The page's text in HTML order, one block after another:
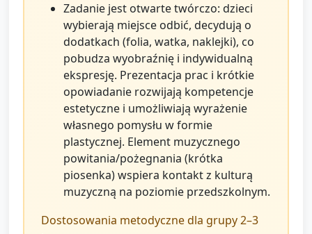
Zadanie jest otwarte twórczo: dzieci
wybierają miejsce odbić, decydują o
dodatkach (folia, watka, naklejki), co
pobudza wyobraźnię i indywidualną
ekspresję. Prezentacja prac i krótkie
opowiadanie rozwijają kompetencje
estetyczne i umożliwiają wyrażenie
własnego pomysłu w formie
plastycznej. Element muzycznego
powitania/pożegnania (krótka
piosenka) wspiera kontakt z kulturą
muzyczną na poziomie przedszkolnym.
Dostosowania metodyczne dla grupy 2–3